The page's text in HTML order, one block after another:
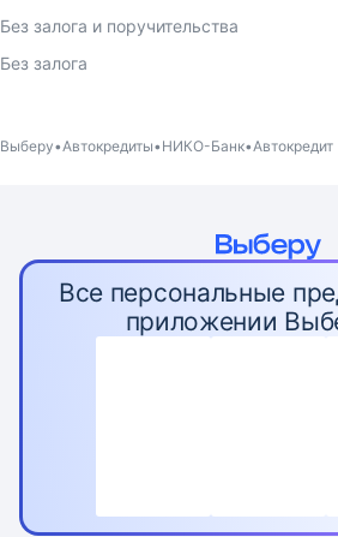
Без залога и поручительства
Без залога
Выберу Автокредиты НИКО-Банк Автокредит
Все персональные
приложении